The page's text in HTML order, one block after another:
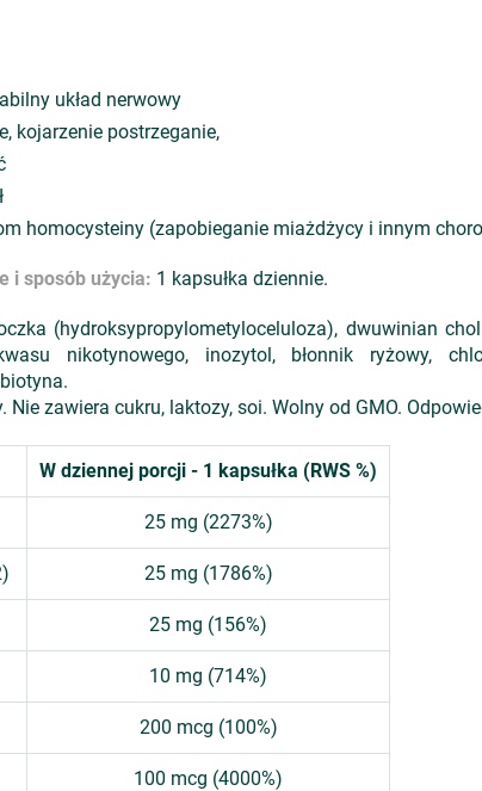
układ nerwowy
kojarzenie postrzeganie,
homocysteiny (zapobieganie miażdżycy i innym
i sposób użycia: 1 kapsułka dziennie.
(hydroksypropylometyloceluloza), dwuwinian
nikotynowego, inozytol, błonnik ryżowy,
Nie zawiera cukru, laktozy, soi. Wolny od GMO.
W dziennej porcji - 1 kapsułka (RWS %)
25 mg (2273%)
25 mg (1786%)
25 mg (156%)
10 mg (714%)
200 mcg (100%)
100 mcg (4000%)